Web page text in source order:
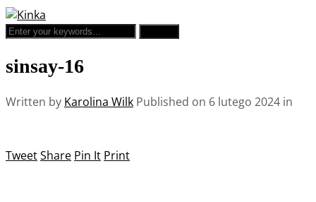
sinsay-16
Written by Karolina Wilk Published on 6 lutego 2024 in
TweetShare Pin It Print